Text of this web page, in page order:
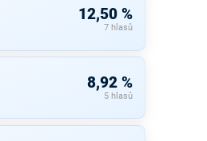
12,50 %
7 hlasů
8,92 %
5 hlasů